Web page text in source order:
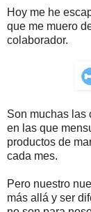
Hoy me he
que me muero
colaborador.
Son muchas las
en las que
productos de
cada mes.
Pero nuestro
más allá y ser